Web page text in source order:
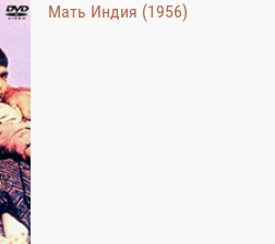
Мать Индия (1956)